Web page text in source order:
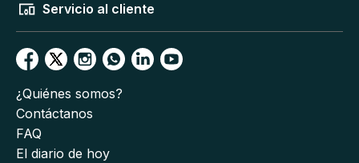
Servicio al cliente
¿Quiénes somos?
Contáctanos
FAQ
El diario de hoy